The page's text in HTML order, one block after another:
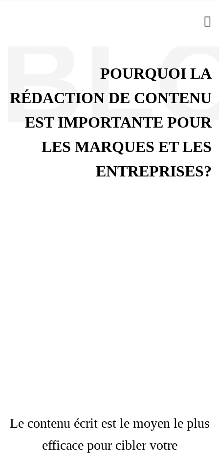
POURQUOI LA
RÉDACTION DE CONTENU
EST IMPORTANTE POUR
LES MARQUES ET LES
ENTREPRISES?
Le contenu écrit est le moyen le plus
efficace pour cibler votre